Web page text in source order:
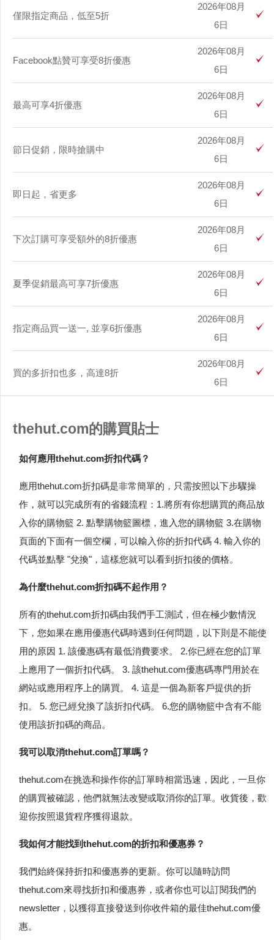
僅限指定商品，低至5折
2026年08月
6日
Facebook點贊可享受8折優惠
2026年08月
6日
最高可享4折優惠
2026年08月
6日
節日促銷，限時搶購中
2026年08月
6日
即日起，省更多
2026年08月
6日
下次訂購可享受額外的8折優惠
2026年08月
6日
夏季促銷最高可享7折優惠
2026年08月
6日
指定商品買一送一, 並享6折優惠
2026年08月
6日
買的多折扣也多，高達8折
2026年08月
6日
thehut.com的購買貼士
如何應用thehut.com折扣代碼？
應用thehut.com折扣碼是非常簡單的，只需按照以下步驟操
作，就可以完成所有的省錢流程：1.將所有你想購買的商品放
入你的購物籃 2. 點擊購物籃圖標，進入您的購物籃 3.在購物
頁面的下面有一個空欄，可以輸入你的折扣代碼 4. 輸入你的
代碼並點擊 "兌換"，這樣您就可以看到折扣後的價格。
為什麼thehut.com折扣碼不起作用？
所有的thehut.com折扣碼由我們手工測試，但在極少數情況
下，您如果在應用優惠代碼時遇到任何問題，以下則是不能使
用的原因 1. 該優惠碼有最低消費要求。 2.你已經在您的訂單
上應用了一個折扣代碼。 3. 該thehut.com優惠碼專門用於在
網站或應用程序上的購買。 4. 這是一個為新客戶提供的折
扣。 5. 您已經兌換了該折扣代碼。 6.您的購物籃中含有不能
使用該折扣碼的商品。
我可以取消thehut.com訂單嗎？
thehut.com在挑选和操作你的訂單時相當迅速，因此，一旦你
的購買被確認，他們就無法改變或取消你的訂單。收貨後，歡
迎你按照退貨程序獲得退款。
我如何才能找到thehut.com的折扣和優惠券？
我們始終保持折扣和優惠券的更新。你可以隨時訪問
thehut.com來尋找折扣和優惠券，或者你也可以訂閱我們的
newsletter，以獲得直接發送到你收件箱的最佳thehut.com優
惠。